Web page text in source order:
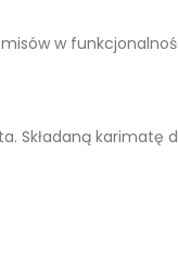
w
Składaną karimatę